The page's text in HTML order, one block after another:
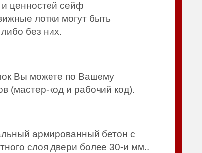
ценностей сейф
лотки могут быть
без них.
Вы можете по Вашему
(мастер-код и рабочий код).
армированный бетон с
слоя двери более 30-и мм..